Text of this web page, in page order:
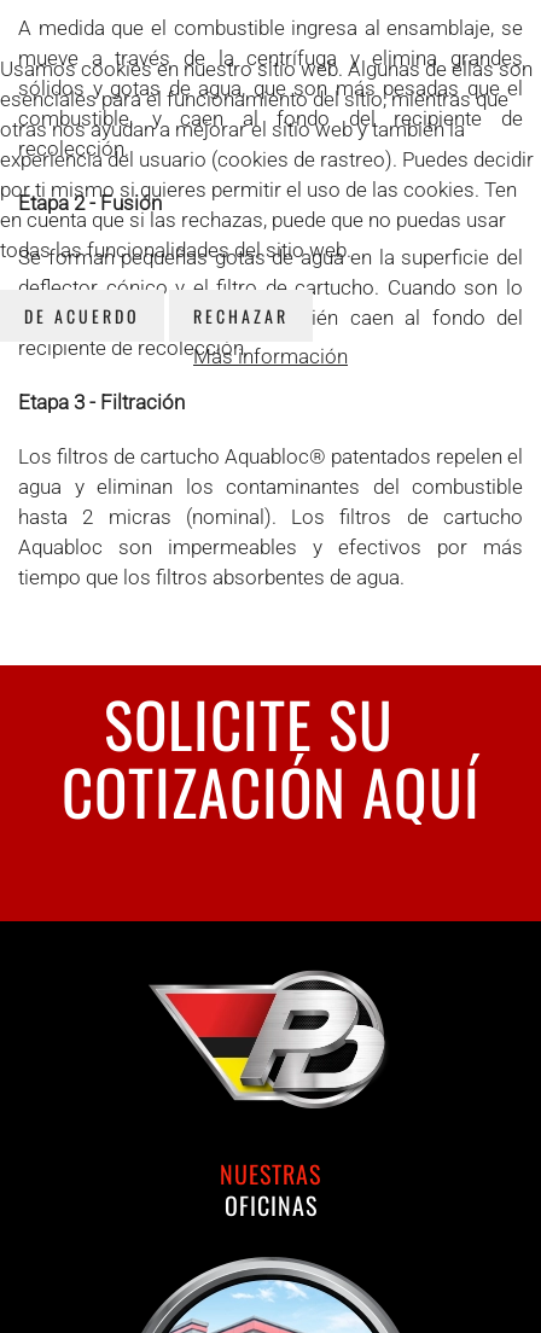
A medida que el combustible ingresa al ensamblaje, se
mueve a través de la centrífuga y elimina grandes
sólidos y gotas de agua, que son más pesadas que el
combustible, y caen al fondo del recipiente de
recolección.
Etapa 2 - Fusión
Se forman pequeñas gotas de agua en la superficie del
deflector cónico y el filtro de cartucho. Cuando son lo
suficientemente pesados, también caen al fondo del
recipiente de recolección.
Etapa 3 - Filtración
Los filtros de cartucho Aquabloc® patentados repelen el
agua y eliminan los contaminantes del combustible
hasta 2 micras (nominal). Los filtros de cartucho
Aquabloc son impermeables y efectivos por más
tiempo que los filtros absorbentes de agua.
SOLICITE SU
COTIZACIÓN AQUÍ
NUESTRAS
OFICINAS
Usamos cookies en nuestro sitio web. Algunas de ellas son
esenciales para el funcionamiento del sitio, mientras que
otras nos ayudan a mejorar el sitio web y también la
experiencia del usuario (cookies de rastreo). Puedes decidir
por ti mismo si quieres permitir el uso de las cookies. Ten
en cuenta que si las rechazas, puede que no puedas usar
todas las funcionalidades del sitio web.
DE ACUERDO RECHAZAR
Más información